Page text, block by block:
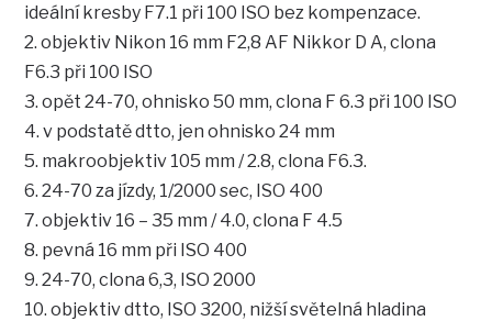
ideální kresby F7.1 při 100 ISO bez kompenzace.
2. objektiv Nikon 16 mm F2,8 AF Nikkor D A, clona
F6.3 při 100 ISO
3. opět 24-70, ohnisko 50 mm, clona F 6.3 při 100 ISO
4. v podstatě dtto, jen ohnisko 24 mm
5. makroobjektiv 105 mm / 2.8, clona F6.3.
6. 24-70 za jízdy, 1/2000 sec, ISO 400
7. objektiv 16 – 35 mm / 4.0, clona F 4.5
8. pevná 16 mm při ISO 400
9. 24-70, clona 6,3, ISO 2000
10. objektiv dtto, ISO 3200, nižší světelná hladina